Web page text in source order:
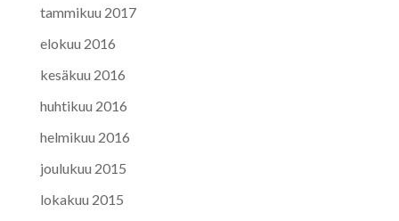
tammikuu 2017
elokuu 2016
kesäkuu 2016
huhtikuu 2016
helmikuu 2016
joulukuu 2015
lokakuu 2015